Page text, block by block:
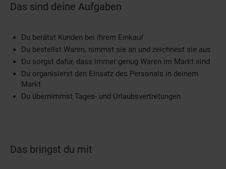
Das sind deine Aufgaben
Du berätst Kunden bei ihrem Einkauf
Du bestellst Waren, nimmst sie an und zeichnest sie aus
Du sorgst dafür, dass immer genug Waren im Markt sind
Du organisierst den Einsatz des Personals in deinem
Markt
Du übernimmst Tages- und Urlaubsvertretungen
Das bringst du mit